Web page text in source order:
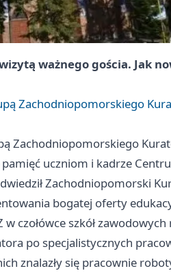
ważnego gościa. Jak
Zachodniopomorskiego
Zachodniopomorskiego
uczniom i kadrze
Zachodniopomorski
bogatej oferty
czołówce szkół
po specjalistycznych
znalazły się pracownie